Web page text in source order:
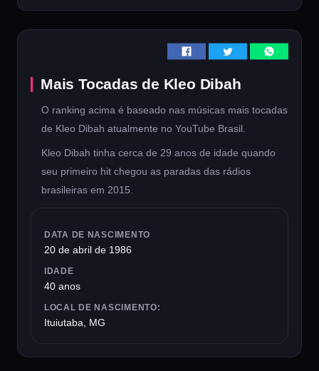
Mais Tocadas de Kleo Dibah
O ranking acima é baseado nas músicas mais tocadas
de Kleo Dibah atualmente no YouTube Brasil.
Kleo Dibah tinha cerca de 29 anos de idade quando
seu primeiro hit chegou as paradas das rádios
brasileiras em 2015.
DATA DE NASCIMENTO
20 de abril de 1986
IDADE
40 anos
LOCAL DE NASCIMENTO:
Ituiutaba, MG